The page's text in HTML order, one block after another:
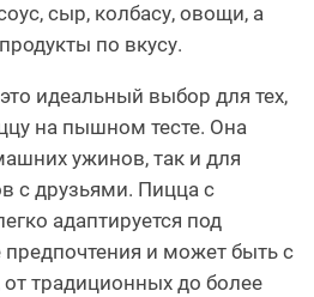
сыр, колбасу, овощи, а
по вкусу.
идеальный выбор для тех,
на пышном тесте. Она
ужинов, так и для
с друзьями. Пицца с
адаптируется под
и может быть с
традиционных до более